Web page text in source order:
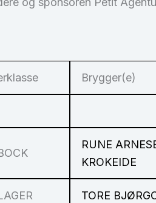
Brygger(e)
RUNE
KROKEIDE
TORE